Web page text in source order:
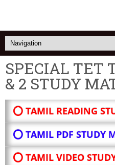
SPECIAL TET
& 2 STUDY
⭕ TAMIL READING
⭕ TAMIL PDF STUDY
⭕ TAMIL VIDEO